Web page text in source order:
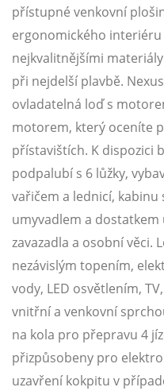
přístupné venkovní
ergonomického interiéru
nejkvalitnějšími
při nejdelší plavbě.
ovladatelná loď s
motorem, který oceníte
přístavištích. K dispozici
podpalubí s 6 lůžky,
vařičem a lednicí, kabinu
umyvadlem a
zavazadla a osobní věci.
nezávislým topením,
vody, LED osvětlením,
vnitřní a venkovní
na kola pro přepravu 4
přizpůsobeny pro
uzavření kokpitu v